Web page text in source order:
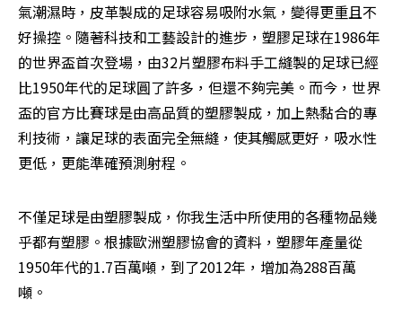
氣潮濕時，皮革製成的足球容易吸附水氣，變得更重且不
好操控。隨著科技和工藝設計的進步，塑膠足球在1986年
的世界盃首次登場，由32片塑膠布料手工縫製的足球已經
比1950年代的足球圓了許多，但還不夠完美。而今，世界
盃的官方比賽球是由高品質的塑膠製成，加上熱黏合的專
利技術，讓足球的表面完全無縫，使其觸感更好，吸水性
更低，更能準確預測射程。
不僅足球是由塑膠製成，你我生活中所使用的各種物品幾
乎都有塑膠。根據歐洲塑膠協會的資料，塑膠年產量從
1950年代的1.7百萬噸，到了2012年，增加為288百萬
噸。